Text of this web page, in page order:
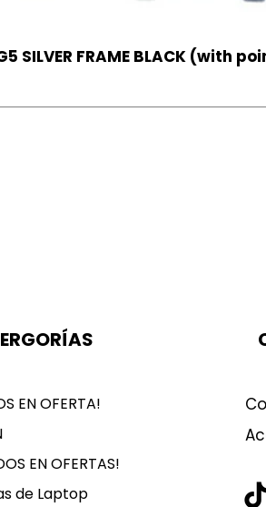
SILVER FRAME BLACK (with
EN OFERTA!
EN OFERTAS!
de Laptop